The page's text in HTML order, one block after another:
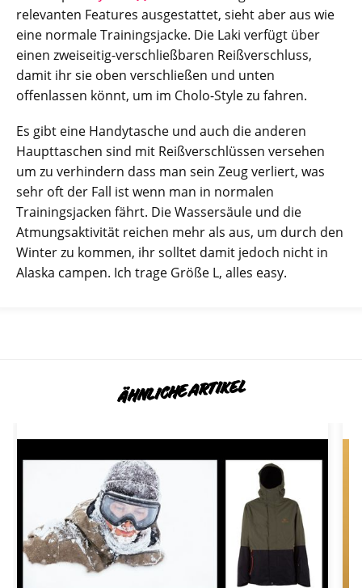
relevanten Features ausgestattet, sieht aber aus wie
eine normale Trainingsjacke. Die Laki verfügt über
einen zweiseitig-verschließbaren Reißverschluss,
damit ihr sie oben verschließen und unten
offenlassen könnt, um im Cholo-Style zu fahren.
Es gibt eine Handytasche und auch die anderen
Haupttaschen sind mit Reißverschlüssen versehen
um zu verhindern dass man sein Zeug verliert, was
sehr oft der Fall ist wenn man in normalen
Trainingsjacken fährt. Die Wassersäule und die
Atmungsaktivität reichen mehr als aus, um durch den
Winter zu kommen, ihr solltet damit jedoch nicht in
Alaska campen. Ich trage Größe L, alles easy.
ÄHNLICHE ARTIKEL